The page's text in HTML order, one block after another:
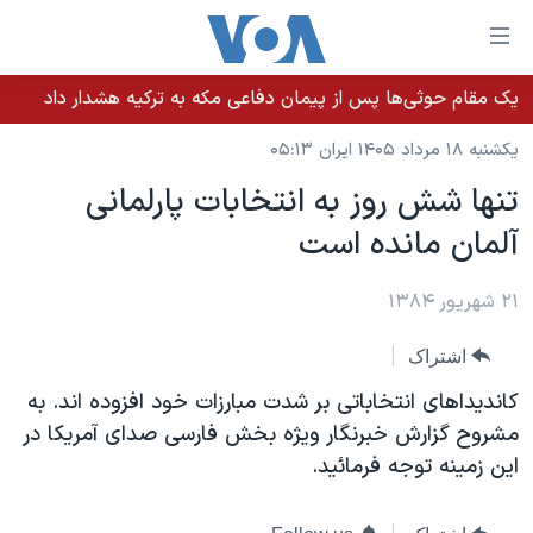
لینکهای
قابل
دسترسی
جهش
محتوای
اصلی
اصلی
جهش
به
جستجو
خانه
نسخه سبک وب‌سایت
موضوع ها
ایران
آمریکا
گزیده‌ها
ویژه برنامه‌ها
برنامه های تلویزیونی
جدول برنامه ها
صفحه‌های ویژه
عملیات خشم حماسی
۲۵۰سالگی آمریکا
پخش رادیویی
یک مقام حوثی‌ها پس از پیمان دفاعی مکه به ترکیه هشدار داد
یکشنبه ۱۸ مرداد ۱۴۰۵ ایران ۰۵:۱۳
تنها شش روز به انتخابات پارلمانی
آلمان مانده است
۲۱ شهریور ۱۳۸۴
اشتراک
کانديداهای انتخاباتی بر شدت مبارزات خود افزوده اند. به
مشروح گزارش خبرنگار ويژه بخش فارسی صدای آمريکا در
اين زمينه توجه فرمائيد.